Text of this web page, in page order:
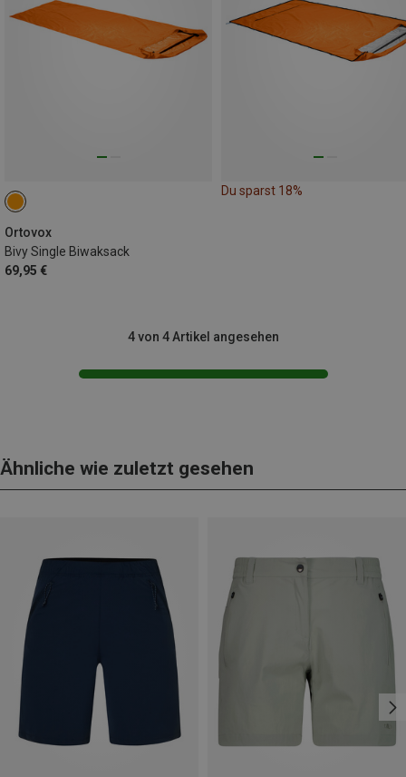
Ortovox
Bivy Single Biwaksack
69,95 €
Du sparst 18%
4 von 4 Artikel angesehen
Ähnliche wie zuletzt gesehen